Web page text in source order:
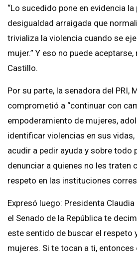
“Lo sucedido pone en evidencia
desigualdad arraigada que
trivializa la violencia cuando se
mujer.” Y eso no puede
Castillo.
Por su parte, la senadora del PRI,
comprometió a “continuar con
empoderamiento de mujeres,
identificar violencias en sus vidas,
acudir a pedir ayuda y sobre todo
denunciar a quienes no les traten
respeto en las instituciones
Expresó luego: Presidenta
el Senado de la República te
este sentido de buscar el respeto
mujeres. Si te tocan a ti,